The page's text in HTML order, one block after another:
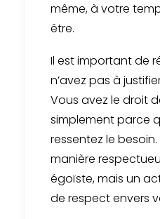
même, à votre
être.
Il est important de
n’avez pas à
Vous avez le droit
simplement parce
ressentez le
manière
égoïste, mais un
de respect envers